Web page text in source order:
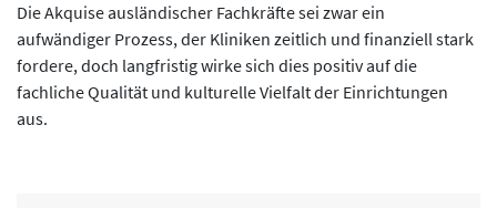
Die Akquise ausländischer Fachkräfte sei zwar ein
aufwändiger Prozess, der Kliniken zeitlich und finanziell stark
fordere, doch langfristig wirke sich dies positiv auf die
fachliche Qualität und kulturelle Vielfalt der Einrichtungen
aus.